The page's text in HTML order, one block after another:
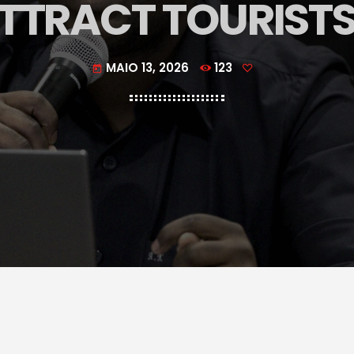
today MAIO 13, 2026 123